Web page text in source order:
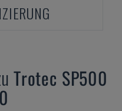
Trotec SP500